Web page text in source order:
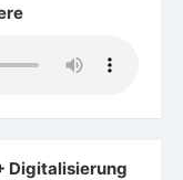
Digitalisierung